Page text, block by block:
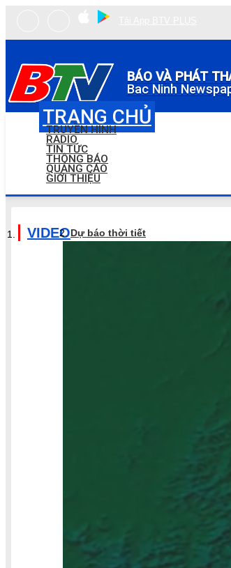
BÁO VÀ PHÁT
Bac Ninh
TRANG CHỦ
TRUYỀN HÌNH
RADIO
TIN TỨC
THÔNG BÁO
QUẢNG CÁO
GIỚI THIỆU
VIDEODự báo thời tiết